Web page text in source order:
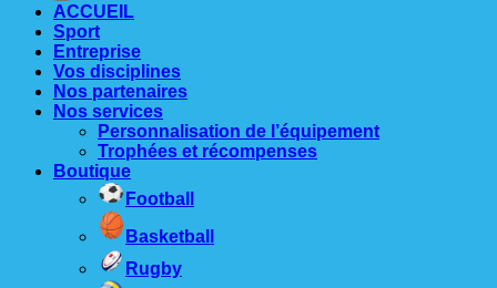
ACCUEIL
Sport
Entreprise
Vos disciplines
Nos partenaires
Nos services
Personnalisation de l’équipement
Trophées et récompenses
Boutique
Football
Basketball
Rugby